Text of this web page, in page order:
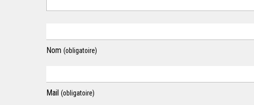
Nom (obligatoire)
Mail (obligatoire)